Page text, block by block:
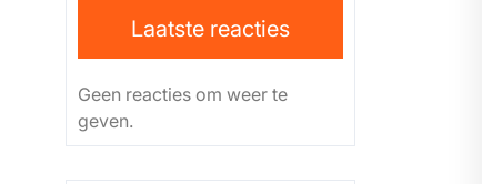
Laatste reacties
Geen reacties om weer te
geven.